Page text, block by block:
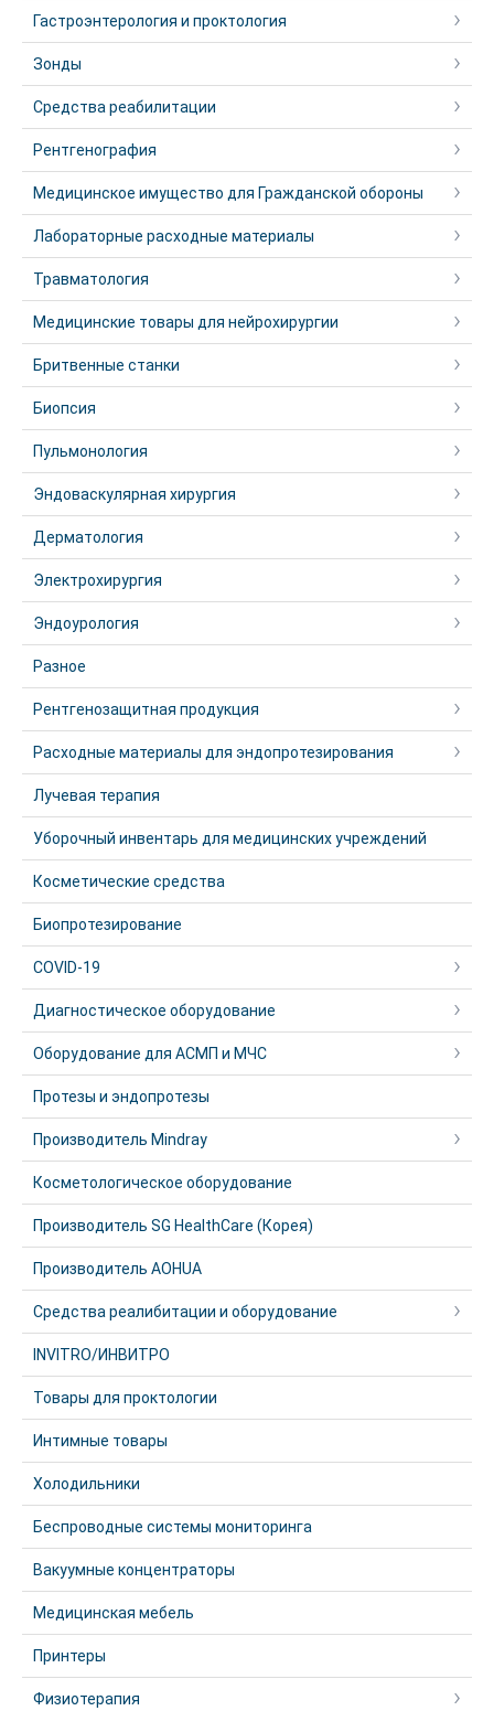
Гастроэнтерология и проктология
Зонды
Средства реабилитации
Рентгенография
Медицинское имущество для Гражданской обороны
Лабораторные расходные материалы
Травматология
Медицинские товары для нейрохирургии
Бритвенные станки
Биопсия
Пульмонология
Эндоваскулярная хирургия
Дерматология
Электрохирургия
Эндоурология
Разное
Рентгенозащитная продукция
Расходные материалы для эндопротезирования
Лучевая терапия
Уборочный инвентарь для медицинских учреждений
Косметические средства
Биопротезирование
COVID-19
Диагностическое оборудование
Оборудование для АСМП и МЧС
Протезы и эндопротезы
Производитель Mindray
Косметологическое оборудование
Производитель SG HealthCare (Корея)
Производитель AOHUA
Средства реалибитации и оборудование
INVITRO/ИНВИТРО
Товары для проктологии
Интимные товары
Холодильники
Беспроводные системы мониторинга
Вакуумные концентраторы
Медицинская мебель
Принтеры
Физиотерапия